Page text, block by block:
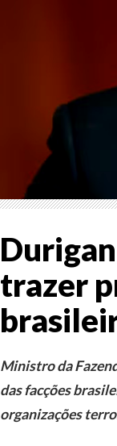
trazer
Ministro da
das facções
organizações